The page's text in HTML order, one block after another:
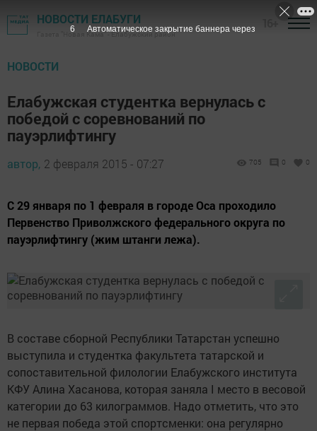
НОВОСТИ ЕЛАБУГИ
Газета "Новая Кама" - Елабужский район
НОВОСТИ
Елабужская студентка вернулась с
победой с соревнований по
пауэрлифтингу
автор, 2 февраля 2015 - 07:27 705 0 0
С 29 января по 1 февраля в городе Оса проходило
Первенство Приволжского федерального округа по
пауэрлифтингу (жим штанги лежа).
В составе сборной Республики Татарстан успешно
выступила и студентка факультета татарской и
сопоставительной филологии Елабужского института
КФУ Алина Хасанова, которая заняла I место в весовой
категории до 63 килограммов. Надо отметить, что это
не первая победа этой спортсменки: она регулярно
5 Автоматическое закрытие баннера через